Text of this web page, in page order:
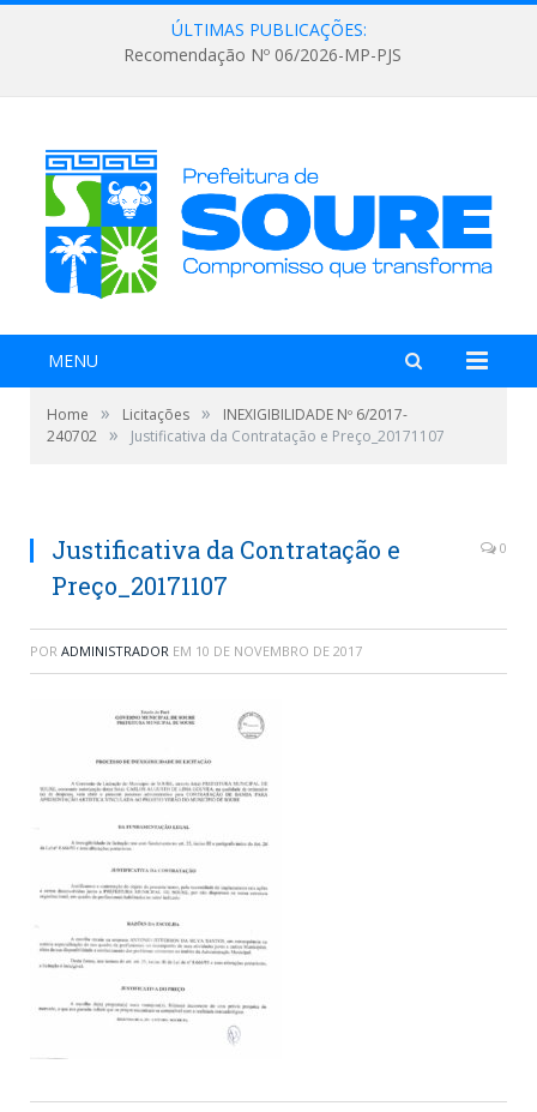
ÚLTIMAS PUBLICAÇÕES:
Recomendação Nº 06/2026-MP-PJS
MENU
Home » Licitações »
INEXIGIBILIDADE Nº 6/2017-
240702 » Justificativa da Contratação e Preço_20171107
Justificativa da Contratação e
Preço_20171107
0
POR ADMINISTRADOR EM 10 DE NOVEMBRO DE 2017